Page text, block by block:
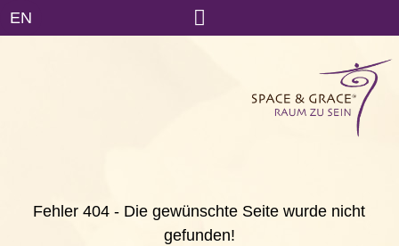
EN
Fehler 404 - Die gewünschte Seite wurde nicht
gefunden!